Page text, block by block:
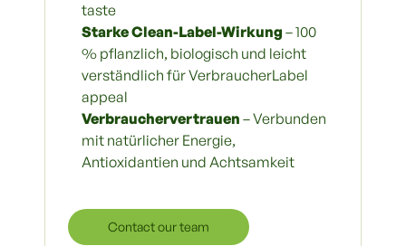
taste
Starke Clean-Label-Wirkung – 100
% pflanzlich, biologisch und leicht
verständlich für VerbraucherLabel
appeal
Verbrauchervertrauen – Verbunden
mit natürlicher Energie,
Antioxidantien und Achtsamkeit
Contact our team